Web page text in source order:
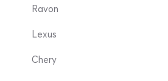
Ravon
Lexus
Chery